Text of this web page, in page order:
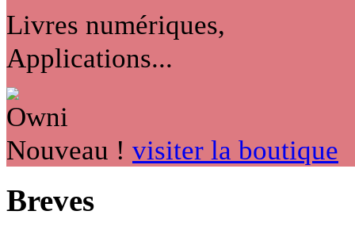
Livres numériques,
Applications...
Nouveau ! visiter la boutique
Breves